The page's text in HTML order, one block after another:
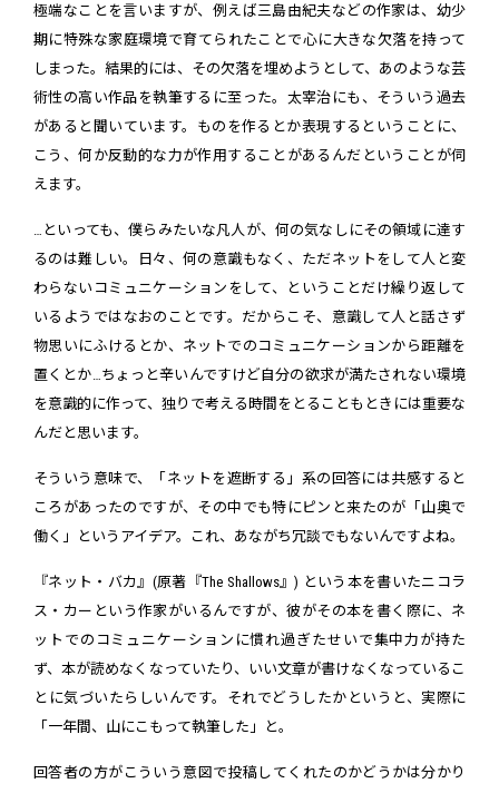
極端なことを言いますが、例えば三島由紀夫などの作家は、幼少
期に特殊な家庭環境で育てられたことで心に大きな欠落を持って
しまった。結果的には、その欠落を埋めようとして、あのような芸
術性の高い作品を執筆するに至った。太宰治にも、そういう過去
があると聞いています。ものを作るとか表現するということに、
こう、何か反動的な力が作用することがあるんだということが伺
えます。
…といっても、僕らみたいな凡人が、何の気なしにその領域に達す
るのは難しい。日々、何の意識もなく、ただネットをして人と変
わらないコミュニケーションをして、ということだけ繰り返して
いるようではなおのことです。だからこそ、意識して人と話さず
物思いにふけるとか、ネットでのコミュニケーションから距離を
置くとか…ちょっと辛いんですけど自分の欲求が満たされない環境
を意識的に作って、独りで考える時間をとることもときには重要な
んだと思います。
そういう意味で、「ネットを遮断する」系の回答には共感すると
ころがあったのですが、その中でも特にピンと来たのが「山奥で
働く」というアイデア。これ、あながち冗談でもないんですよね。
『ネット・バカ』(原著『The Shallows』) という本を書いたニコラ
ス・カーという作家がいるんですが、彼がその本を書く際に、ネ
ットでのコミュニケーションに慣れ過ぎたせいで集中力が持た
ず、本が読めなくなっていたり、いい文章が書けなくなっているこ
とに気づいたらしいんです。それでどうしたかというと、実際に
「一年間、山にこもって執筆した」と。
回答者の方がこういう意図で投稿してくれたのかどうかは分かり